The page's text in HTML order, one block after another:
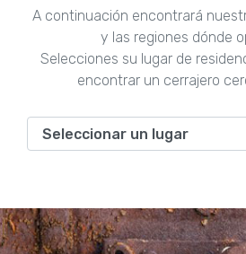
A continuación encontrará
y las regiones dónde
Selecciones su lugar de
encontrar un cerrajero